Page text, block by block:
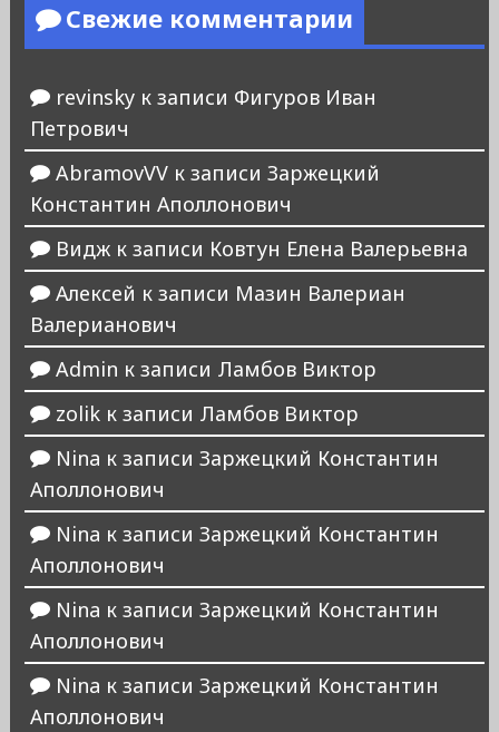
Свежие комментарии
revinskyк записи Фигуров Иван
Петрович
AbramovVVк записи Заржецкий
Константин Аполлонович
Виджк записи Ковтун Елена Валерьевна
Алексей к записи Мазин Валериан
Валерианович
Admin к записи Ламбов Виктор
zolikк записи Ламбов Виктор
Nina к записи Заржецкий Константин
Аполлонович
Nina к записи Заржецкий Константин
Аполлонович
Nina к записи Заржецкий Константин
Аполлонович
Nina к записи Заржецкий Константин
Аполлонович